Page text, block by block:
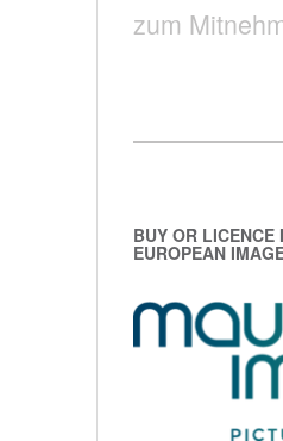
zum
BUY OR LICENCE
EUROPEAN